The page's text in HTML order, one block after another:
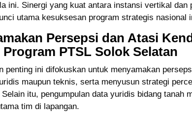
ini. Sinergi yang kuat antara instansi vertikal dan
utama kesuksesan program strategis nasional
Persepsi dan Atasi
Program PTSL Solok Selatan
penting ini difokuskan untuk menyamakan
maupun teknis, serta menyusun strategi
itu, pengumpulan data yuridis bidang tanah
tim di lapangan.